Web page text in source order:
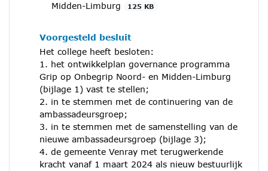
Midden-Limburg
125 KB
Voorgesteld besluit
Het college heeft besloten:
1. het ontwikkelplan governance programma
Grip op Onbegrip Noord- en Midden-Limburg
(bijlage 1) vast te stellen;
2. in te stemmen met de continuering van de
ambassadeursgroep;
3. in te stemmen met de samenstelling van de
nieuwe ambassadeursgroep (bijlage 3);
4. de gemeente Venray met terugwerkende
kracht vanaf 1 maart 2024 als nieuw bestuurlijk